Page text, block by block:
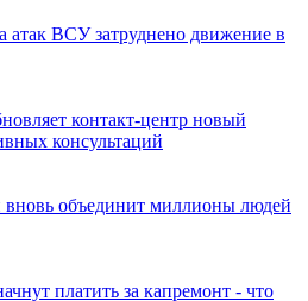
атак ВСУ затруднено движение в
контакт-центр новый
консультаций
объединит миллионы людей
платить за капремонт - что